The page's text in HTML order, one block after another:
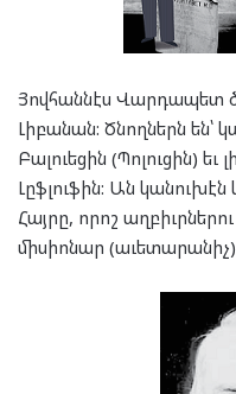
Յովհաննէս Վարդապետ
Լիբանան: Ծնողներն
Բալուեցին (Պոլուցին)
Լըֆլուֆին: Ան կանուխէն
Հայրը, որոշ
միսիոնար